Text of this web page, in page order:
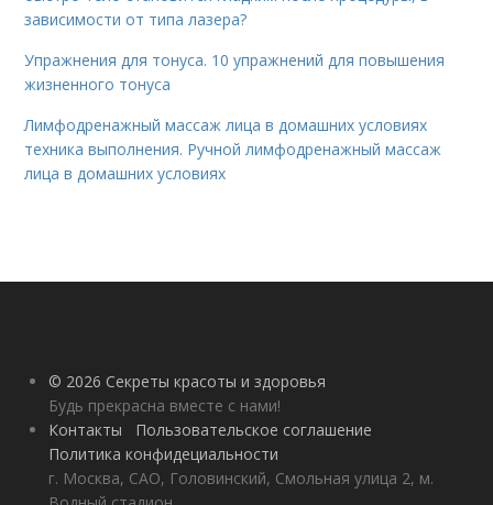
зависимости от типа лазера?
Упражнения для тонуса. 10 упражнений для повышения
жизненного тонуса
Лимфодренажный массаж лица в домашних условиях
техника выполнения. Ручной лимфодренажный массаж
лица в домашних условиях
© 2026 Секреты красоты и здоровья
Будь прекрасна вместе с нами!
Контакты
Пользовательское соглашение
Политика конфидециальности
г. Москва, САО, Головинский, Смольная улица 2, м.